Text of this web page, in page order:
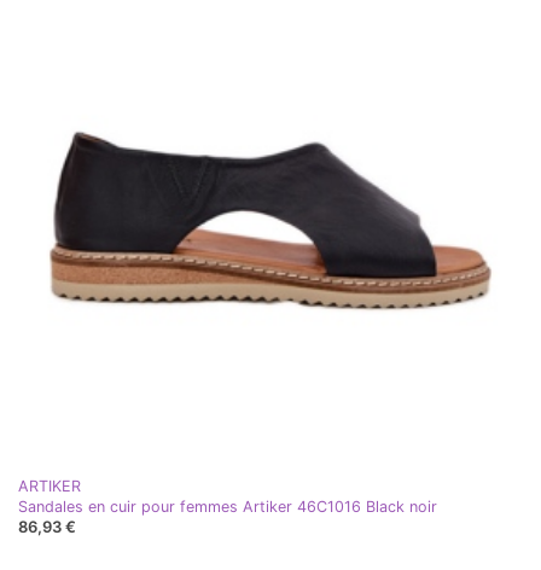
ARTIKER
Sandales en cuir pour femmes Artiker 46C1016 Black noir
86,93 €